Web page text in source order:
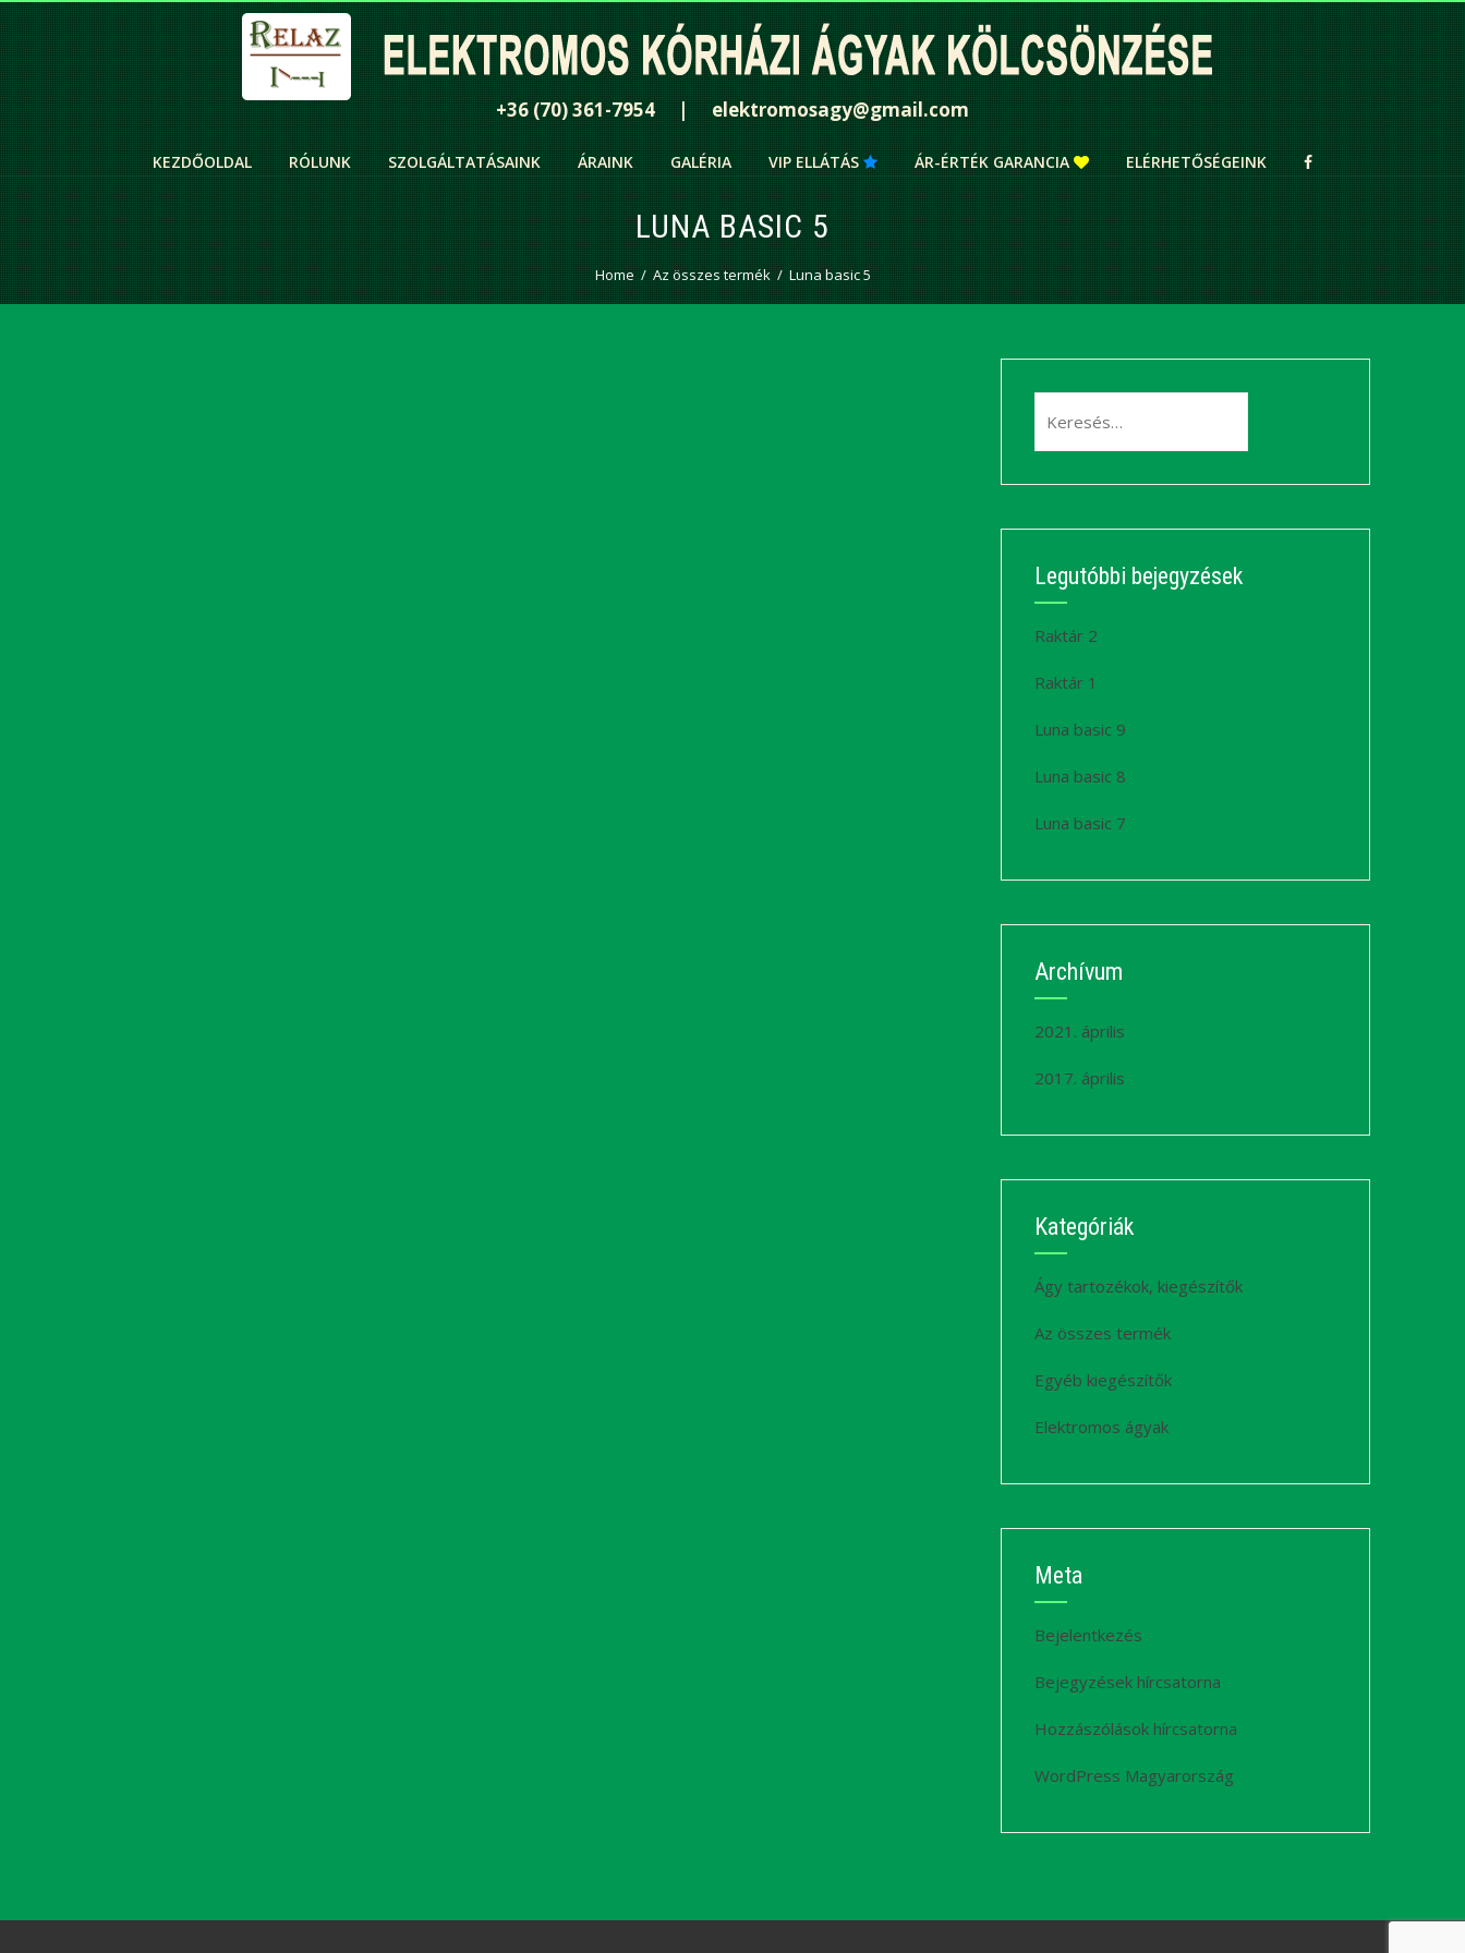
+36 (70) 361-7954 | elektromosagy@gmail.com
KEZDŐOLDAL RÓLUNK SZOLGÁLTATÁSAINK ÁRAINK GALÉRIA VIP ELLÁTÁS ÁR-ÉRTÉK GARANCIA ELÉRHETŐSÉGEINK
LUNA BASIC 5
Home Az összes termék Luna basic 5
Legutóbbi bejegyzések
Raktár 2
Raktár 1
Luna basic 9
Luna basic 8
Luna basic 7
Archívum
2021. április
2017. április
Kategóriák
Ágy tartozékok, kiegészítők
Az összes termék
Egyéb kiegészítők
Elektromos ágyak
Meta
Bejelentkezés
Bejegyzések hírcsatorna
Hozzászólások hírcsatorna
WordPress Magyarország